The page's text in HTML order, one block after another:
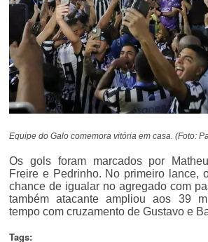
Equipe do Galo comemora vitória em casa. (Foto:
Os gols foram marcados por
Freire e Pedrinho. No primeiro lance,
chance de igualar no agregado com
também atacante ampliou aos 39
tempo com cruzamento de Gustavo e
Tags: